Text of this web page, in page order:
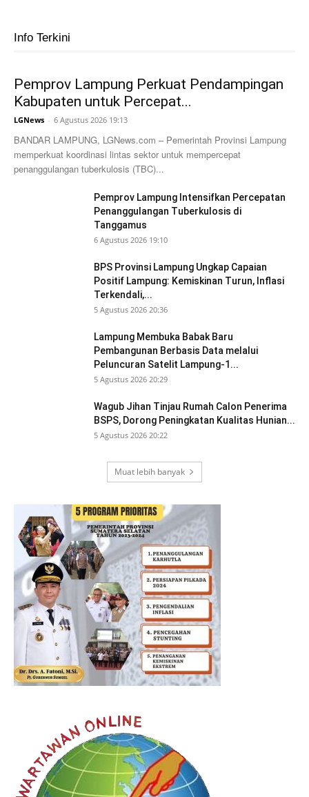
Info Terkini
Pemprov Lampung Perkuat Pendampingan
Kabupaten untuk Percepat...
LGNews - 6 Agustus 2026 19:13
BANDAR LAMPUNG, LGNews.com – Pemerintah Provinsi Lampung
memperkuat koordinasi lintas sektor untuk mempercepat
penanggulangan tuberkulosis (TBC)...
Pemprov Lampung Intensifkan Percepatan
Penanggulangan Tuberkulosis di
Tanggamus
6 Agustus 2026 19:10
BPS Provinsi Lampung Ungkap Capaian
Positif Lampung: Kemiskinan Turun, Inflasi
Terkendali,...
5 Agustus 2026 20:36
Lampung Membuka Babak Baru
Pembangunan Berbasis Data melalui
Peluncuran Satelit Lampung-1...
5 Agustus 2026 20:29
Wagub Jihan Tinjau Rumah Calon Penerima
BSPS, Dorong Peningkatan Kualitas Hunian...
5 Agustus 2026 20:22
Muat lebih banyak